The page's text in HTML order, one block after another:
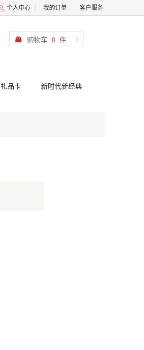
个人中心 我的订单 客户服务
购物车 0 件
礼品卡 新时代新经典